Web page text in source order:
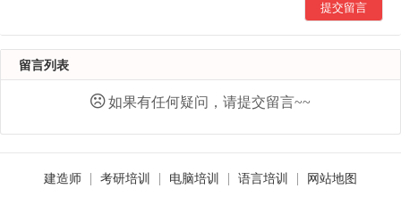
提交留言
留言列表
如果有任何疑问，请提交留言~~
建造师 考研培训 电脑培训 语言培训 网站地图